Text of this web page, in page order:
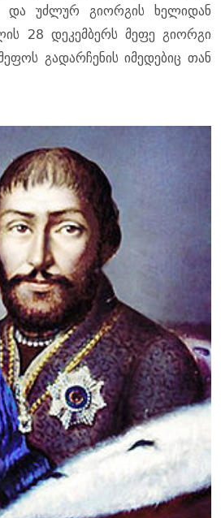
და უძლურ გიორგის ხელიდან
28 დეკემბერს მეფე გიორგი
გადარჩენის იმედებიც თან